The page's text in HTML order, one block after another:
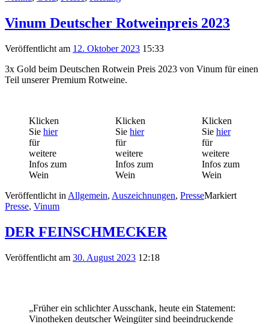
Vinum Deutscher Rotweinpreis 2023
Veröffentlicht am 12. Oktober 2023 15:33
3x Gold beim Deutschen Rotwein Preis 2023 von Vinum für einen
Teil unserer Premium Rotweine.
Klicken
Sie hier
für
weitere
Infos zum
Wein
Klicken
Sie hier
für
weitere
Infos zum
Wein
Klicken
Sie hier
für
weitere
Infos zum
Wein
Veröffentlicht in Allgemein, Auszeichnungen, PresseMarkiert
Presse, Vinum
DER FEINSCHMECKER
Veröffentlicht am 30. August 2023 12:18
„Früher ein schlichter Ausschank, heute ein Statement:
Vinotheken deutscher Weingüter sind beeindruckende